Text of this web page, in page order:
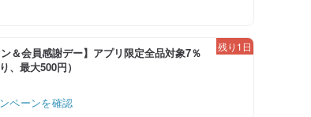
ン＆会員感謝デー】アプリ限定全品対象7％
、最大500円）
ペーンを確認
残り1日